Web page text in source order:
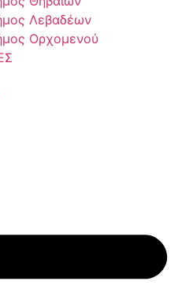
Λεβαδέων
Ορχομενού